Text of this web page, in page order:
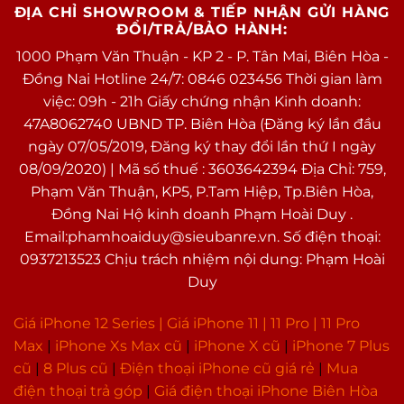
tuyệt đẹp, gợi nhớ về kiểu dáng cổ điển
Như thường lệ, thân máy của iPhone 12 là khung
nhôm và mặt lưng kính, cho phép sạc không dây.
Loại pin
Pin chuẩn Li-Ion
Công nghệ
pin
Tiết kiệm pin, Sạc pin nhanh, Sạc
pin không dây
Tiện ích
Bảo mật nâng
cao
Mở khoá khuôn mặt Face ID
Tính năng đặc
biệt
Dolby Audio™
Đèn pin
Apple Pay
Sạc pin không dây
Sạc pin nhanh
kháng bụi
Ghi âm
Có, microphone chuyên dụng
chống ồn
ĐỊA CHỈ SHOWROOM & TIẾP NHẬN GỬI HÀNG
ĐỔI/TRẢ/BẢO HÀNH:
1000 Phạm Văn Thuận - KP 2 - P. Tân Mai, Biên Hòa -
Đồng Nai Hotline 24/7: 0846 023456 Thời gian làm
việc: 09h - 21h Giấy chứng nhận Kinh doanh:
47A8062740 UBND TP. Biên Hòa (Đăng ký lần đầu
ngày 07/05/2019, Đăng ký thay đổi lần thứ I ngày
08/09/2020) | Mã số thuế : 3603642394 Địa Chỉ: 759,
Phạm Văn Thuận, KP5, P.Tam Hiệp, Tp.Biên Hòa,
Đồng Nai Hộ kinh doanh Phạm Hoài Duy .
Email:phamhoaiduy@sieubanre.vn. Số điện thoại:
0937213523 Chịu trách nhiệm nội dung: Phạm Hoài
Duy
Giá iPhone 12 Series | Giá iPhone 11 11 Pro
11 Pro
Max
iPhone Xs Max cũ iPhone X cũ
iPhone 7 Plus
cũ
8 Plus cũ Điện thoại iPhone cũ giá rẻ
Mua
điện thoại trả góp
Giá điện thoại iPhone Biên Hòa